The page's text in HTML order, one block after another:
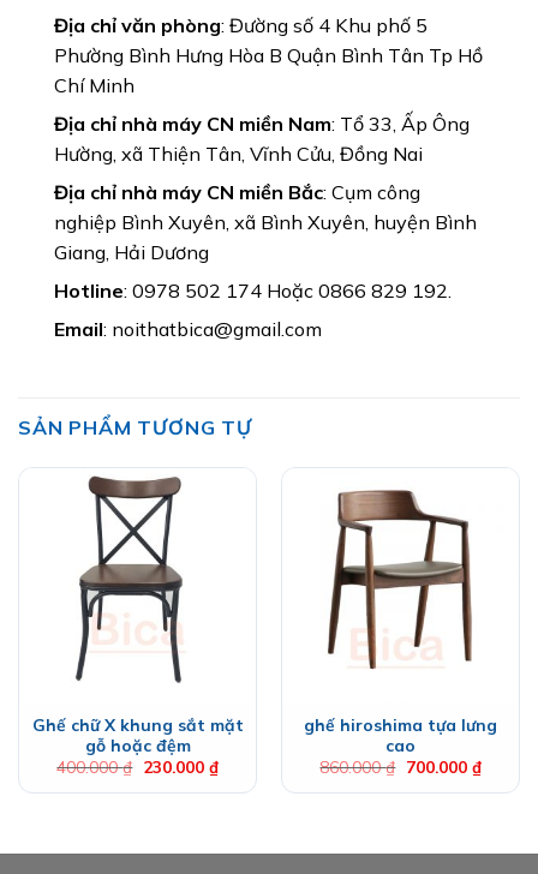
Địa chỉ văn phòng: Đường số 4 Khu phố 5
Phường Bình Hưng Hòa B Quận Bình Tân Tp Hồ
Chí Minh
Địa chỉ nhà máy CN miền Nam: Tổ 33, Ấp Ông
Hường, xã Thiện Tân, Vĩnh Cửu, Đồng Nai
Địa chỉ nhà máy CN miền Bắc: Cụm công
nghiệp Bình Xuyên, xã Bình Xuyên, huyện Bình
Giang, Hải Dương
Hotline: 0978 502 174 Hoặc 0866 829 192.
Email: noithatbica@gmail.com
SẢN PHẨM TƯƠNG TỰ
Ghế chữ X khung sắt mặt
gỗ hoặc đệm
400.000₫ Giá
là:
230.000 ₫Giá
hiện
tại
ghế hiroshima tựa lưng
cao
860.000₫ Giá
là:
700.000 ₫Giá
hiện
tại